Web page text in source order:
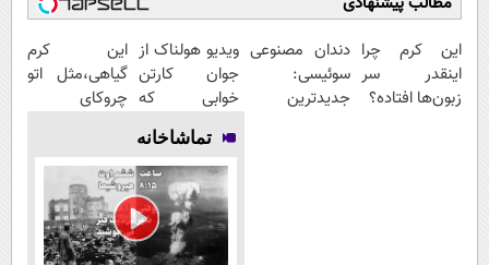
این کرم چرا
اینقدر سر
زبون‌ها افتاده؟
دندان مصنوعی
سوئیسی:
جدیدترین
ویدیو هولناک از
جوان کارتن
خوابی که
میلیاردر شد.
آموزش رایگان
این کرم
گیاهی،مثل اتو
چروکای
تماشاخانه